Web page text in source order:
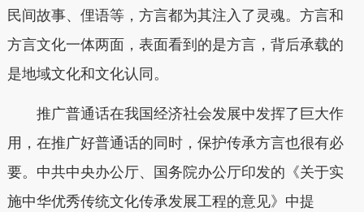
民间故事、俚语等，方言都为其注入了灵魂。方言和
方言文化一体两面，表面看到的是方言，背后承载的
是地域文化和文化认同。
推广普通话在我国经济社会发展中发挥了巨大作
用，在推广好普通话的同时，保护传承方言也很有必
要。中共中央办公厅、国务院办公厅印发的《关于实
施中华优秀传统文化传承发展工程的意见》中提